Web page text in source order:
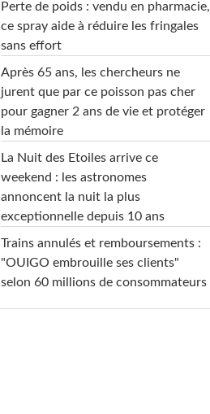
Perte de poids : vendu en pharmacie,
ce spray aide à réduire les fringales
sans effort
Après 65 ans, les chercheurs ne
jurent que par ce poisson pas cher
pour gagner 2 ans de vie et protéger
la mémoire
La Nuit des Etoiles arrive ce
weekend : les astronomes
annoncent la nuit la plus
exceptionnelle depuis 10 ans
Trains annulés et remboursements :
"OUIGO embrouille ses clients"
selon 60 millions de consommateurs